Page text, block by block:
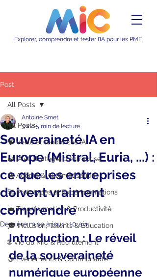
Explorer, comprendre et tester l’IA pour les PME
Post
All Posts
🧠 Veille et tendances IA
🧩 IA et stratégie d'entreprise
🤖 Agents & Automatisation
🚀 Prototypes et Expérimentations
💼 Transformation & Productivité
🎓 Inclusion, Talents & Éducation
🌐 Vie du MIC & Recrutement
🤝 Événements & Communauté
All Posts
Souveraineté IA en
Europe (Mistral, Euria, ...) :
ce que les entreprises
doivent vraiment
comprendre
Antoine Smet
3 avr.5 min de lecture
Dernière mise à jour :10 avr.
Introduction : Le réveil
de la souveraineté
numérique européenne